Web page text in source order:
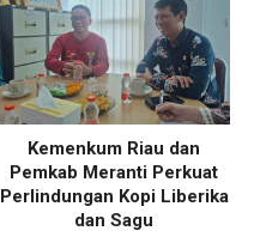
Kemenkum Riau dan
Pemkab Meranti Perkuat
Perlindungan Kopi Liberika
dan Sagu